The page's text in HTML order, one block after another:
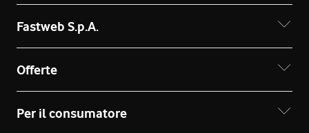
Fastweb S.p.A.
Offerte
Per il consumatore